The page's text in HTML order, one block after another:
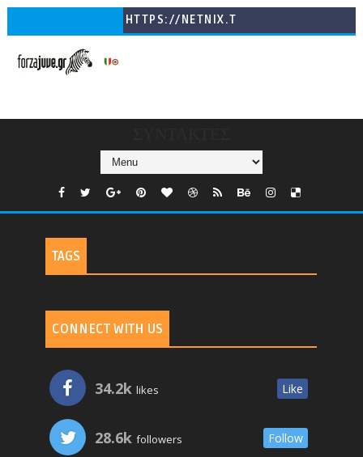
HTTPS://NETNIX.T
TAGS
CONNECT WITH US
34.2k likes Like
28.6k followers Follow